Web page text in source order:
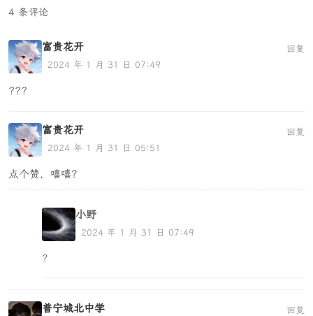
4 条评论
富贵花开
2024 年 1 月 31 日 07:49
???
回复
富贵花开
2024 年 1 月 31 日 05:51
点个赞，嘻嘻？
回复
小野
2024 年 1 月 31 日 07:49
?
普宁城北中学 回复